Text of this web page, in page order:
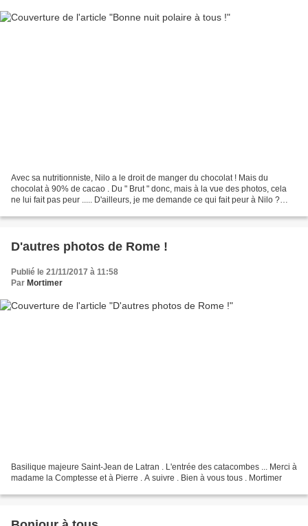
Avec sa nutritionniste, Nilo a le droit de manger du chocolat ! Mais du
chocolat à 90% de cacao . Du " Brut " donc, mais à la vue des photos, cela
ne lui fait pas peur ..... D'ailleurs, je me demande ce qui fait peur à Nilo ?
D'autres photos de Rome !
Publié le 21/11/2017 à 11:58
Par Mortimer
Basilique majeure Saint-Jean de Latran . L'entrée des catacombes ... Merci à
madame la Comptesse et à Pierre . A suivre . Bien à vous tous . Mortimer